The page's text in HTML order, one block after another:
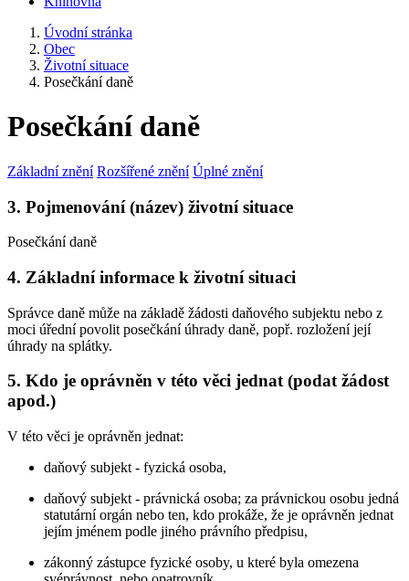
Úvodní stránka
Obec
Životní situace
Posečkání daně
Posečkání daně
Základní znění Rozšířené znění Úplné znění
3. Pojmenování (název) životní situace
Posečkání daně
4. Základní informace k životní situaci
Správce daně může na základě žádosti daňového subjektu nebo z
moci úřední povolit posečkání úhrady daně, popř. rozložení její
úhrady na splátky.
5. Kdo je oprávněn v této věci jednat (podat žádost
apod.)
V této věci je oprávněn jednat:
daňový subjekt - fyzická osoba,
daňový subjekt - právnická osoba; za právnickou osobu jedná
statutární orgán nebo ten, kdo prokáže, že je oprávněn jednat
jejím jménem podle jiného právního předpisu,
zákonný zástupce fyzické osoby, u které byla omezena